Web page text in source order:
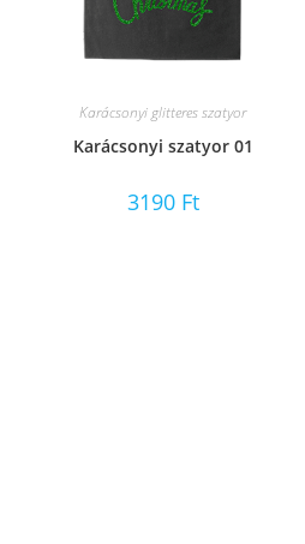
Karácsonyi glitteres szatyor
Karácsonyi szatyor 01
3190 Ft